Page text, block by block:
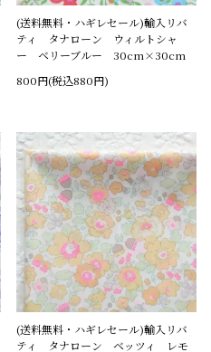
(送料無料・ハギレセール)輸入リバ
ティ タナローン ウィルトシャ
ー ベリーブルー 30cm×30cm
800円(税込880円)
(送料無料・ハギレセール)輸入リバ
ティ タナローン ベッツィ レモ